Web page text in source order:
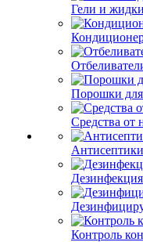
Гели и
Порошки
Средства от
Контроль